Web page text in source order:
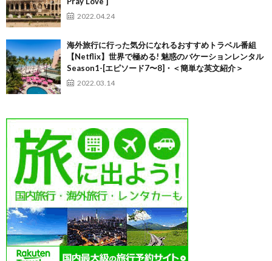
2022.04.24
海外旅行に行った気分になれるおすすめトラベル番組
【Netflix】世界で極める! 魅惑のバケーションレンタル
Season1-[エピソード7〜8]・＜簡単な英文紹介＞
2022.03.14